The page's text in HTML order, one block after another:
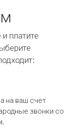
платите
на ваш счёт
звонки со